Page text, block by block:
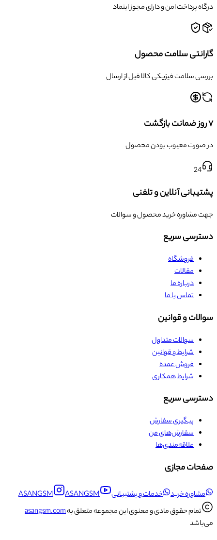
درگاه پرداخت امن و دارای مجوز اینماد
گارانتی سلامت محصول
بررسی سلامت فیزیکی کالا قبل از ارسال
۷ روز ضمانت بازگشت
در صورت معیوب بودن محصول
24
پشتیبانی آنلاین و تلفنی
جهت مشاوره خرید محصول و سوالات
دسترسی سریع
فروشگاه
مقالات
درباره ما
تماس با ما
سوالات و قوانین
سوالات متداول
شرایط و قوانین
فروش عمده
شرایط همکاری
دسترسی سریع
پیگیری سفارش
سفارش‌های من
علاقه‌مندی‌ها
صفحات مجازی
مشاوره خرید خدمات و پشتیبانی ASANGSM
ASANGSM
تمام حقوق مادی و معنوی این مجموعه متعلق بهasangsm.com
می‌باشد